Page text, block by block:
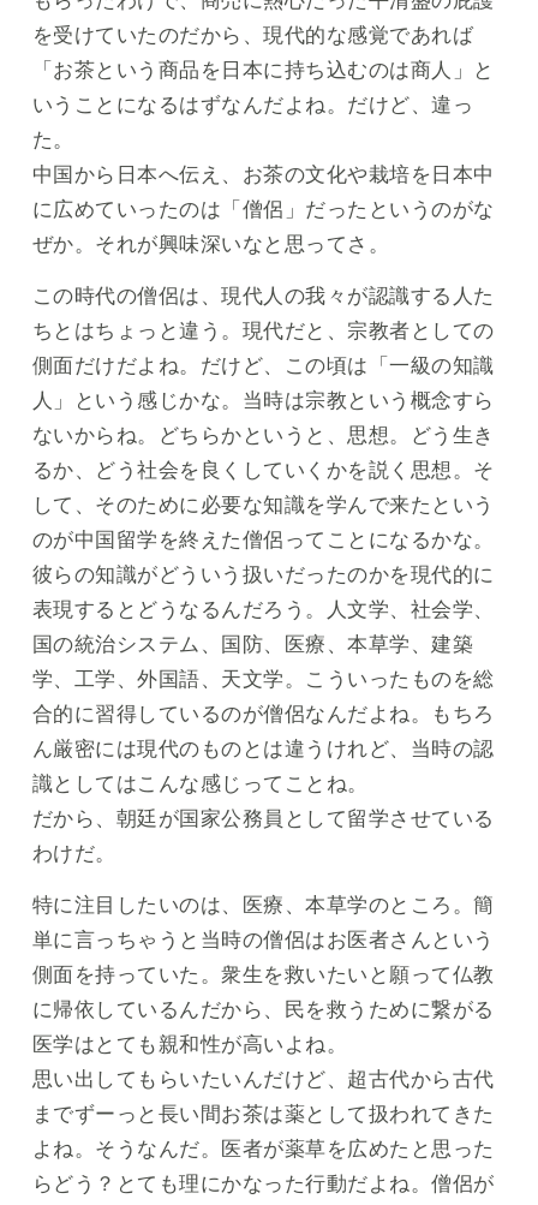
を受けていたのだから、現代的な感覚であれば
「お茶という商品を日本に持ち込むのは商人」と
いうことになるはずなんだよね。だけど、違っ
た。
中国から日本へ伝え、お茶の文化や栽培を日本中
に広めていったのは「僧侶」だったというのがな
ぜか。それが興味深いなと思ってさ。
この時代の僧侶は、現代人の我々が認識する人た
ちとはちょっと違う。現代だと、宗教者としての
側面だけだよね。だけど、この頃は「一級の知識
人」という感じかな。当時は宗教という概念すら
ないからね。どちらかというと、思想。どう生き
るか、どう社会を良くしていくかを説く思想。そ
して、そのために必要な知識を学んで来たという
のが中国留学を終えた僧侶ってことになるかな。
彼らの知識がどういう扱いだったのかを現代的に
表現するとどうなるんだろう。人文学、社会学、
国の統治システム、国防、医療、本草学、建築
学、工学、外国語、天文学。こういったものを総
合的に習得しているのが僧侶なんだよね。もちろ
ん厳密には現代のものとは違うけれど、当時の認
識としてはこんな感じってことね。
だから、朝廷が国家公務員として留学させている
わけだ。
特に注目したいのは、医療、本草学のところ。簡
単に言っちゃうと当時の僧侶はお医者さんという
側面を持っていた。衆生を救いたいと願って仏教
に帰依しているんだから、民を救うために繋がる
医学はとても親和性が高いよね。
思い出してもらいたいんだけど、超古代から古代
までずーっと長い間お茶は薬として扱われてきた
よね。そうなんだ。医者が薬草を広めたと思った
らどう？とても理にかなった行動だよね。僧侶が